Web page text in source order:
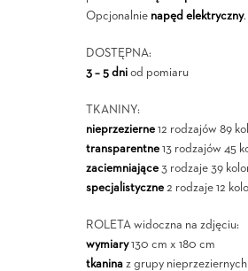
Opcjonalnie napęd elektryczny.
DOSTĘPNA:
3 – 5 dniod pomiaru
TKANINY:
nieprzezierne12 rodzajów 89
transparentne13 rodzajów 45
zaciemniające3 rodzaje 39
specjalistyczne2 rodzaje 12
ROLETA widoczna na zdjęciu:
wymiary130 cm x 180 cm
tkaninaz grupy nieprzeziernych